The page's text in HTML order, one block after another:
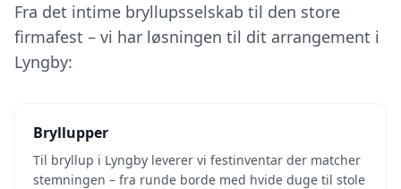
Fra det intime bryllupsselskab til den store
firmafest – vi har løsningen til dit arrangement i
Lyngby:
Bryllupper
Til bryllup i Lyngby leverer vi festinventar der matcher
stemningen – fra runde borde med hvide duge til stole